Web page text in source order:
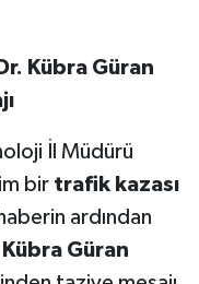
Kübra Güran
İl Müdürü
bir trafik kazası
ardından
Kübra Güran